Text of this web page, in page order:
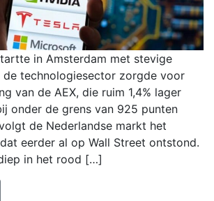
in Amsterdam met stevige
de technologiesector zorgde voor
van de AEX, die ruim 1,4% lager
onder de grens van 925 punten
de Nederlandse markt het
eerder al op Wall Street ontstond.
in het rood […]